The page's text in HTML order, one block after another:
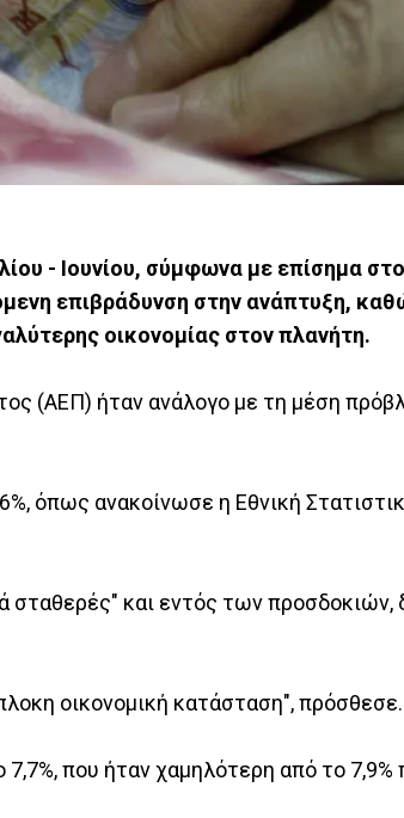
- Ιουνίου, σύμφωνα με επίσημα
επιβράδυνση στην ανάπτυξη,
οικονομίας στον πλανήτη.
(ΑΕΠ) ήταν ανάλογο με τη μέση
όπως ανακοίνωσε η Εθνική
σταθερές" και εντός των
οικονομική κατάσταση", πρόσθεσε.
που ήταν χαμηλότερη από το 7,9%